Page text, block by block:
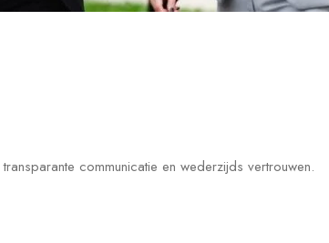
communicatie en wederzijds vertrouwen.